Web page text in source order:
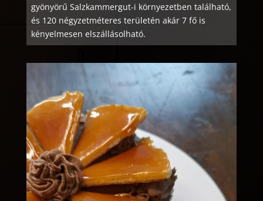
gyönyörű Salzkammergut-i környezetben található,
és 120 négyzetméteres területén akár 7 fő is
kényelmesen elszállásolható.